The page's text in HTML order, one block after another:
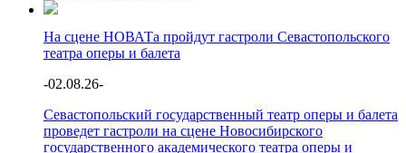
На сцене НОВАТа пройдут гастроли Севастопольского
театра оперы и балета
-02.08.26-
Севастопольский государственный театр оперы и балета
проведет гастроли на сцене Новосибирского
государственного академического театра оперы и